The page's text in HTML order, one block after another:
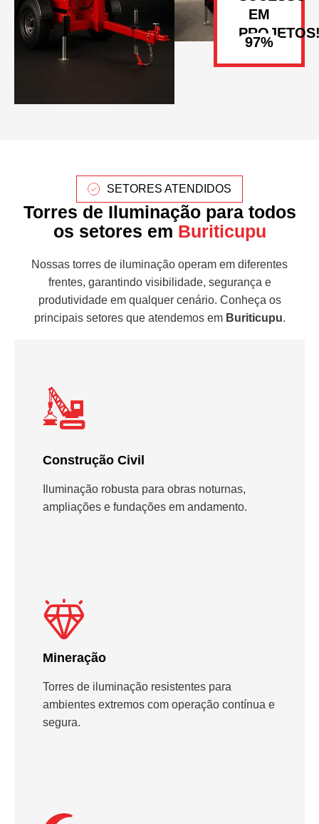
EM
SETORES ATENDIDOS
Torres de Iluminação para todos
os setores em Buriticupu
Nossas torres de iluminação operam em diferentes
frentes, garantindo visibilidade, segurança e
produtividade em qualquer cenário. Conheça os
principais setores que atendemos em Buriticupu.
Construção Civil
Iluminação robusta para obras noturnas,
ampliações e fundações em andamento.
Mineração
Torres de iluminação resistentes para
ambientes extremos com operação contínua e
segura.